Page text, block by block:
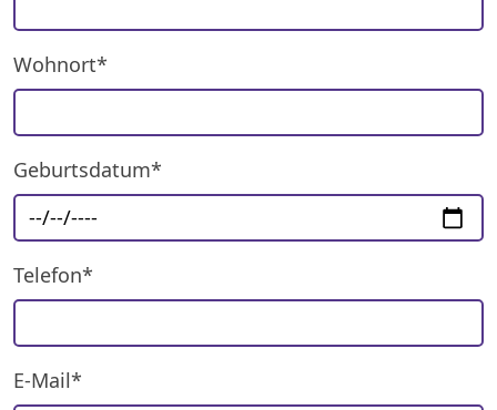
Wohnort*
Geburtsdatum*
Telefon*
E-Mail*